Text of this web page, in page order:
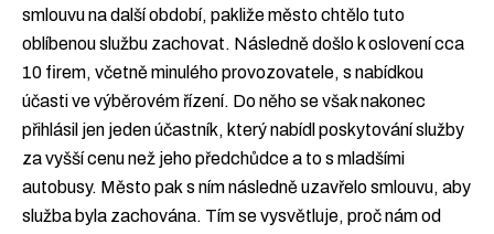
smlouvu na další období, pakliže město chtělo tuto
oblíbenou službu zachovat. Následně došlo k oslovení cca
10 firem, včetně minulého provozovatele, s nabídkou
účasti ve výběrovém řízení. Do něho se však nakonec
přihlásil jen jeden účastník, který nabídl poskytování služby
za vyšší cenu než jeho předchůdce a to s mladšími
autobusy. Město pak s ním následně uzavřelo smlouvu, aby
služba byla zachována. Tím se vysvětluje, proč nám od